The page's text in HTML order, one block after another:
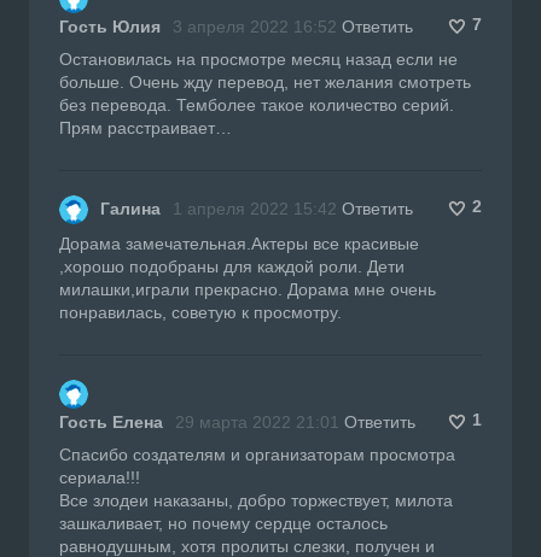
Гость Юлия 3 апреля 2022 16:52 Ответить
7
Остановилась на просмотре месяц назад если не
больше. Очень жду перевод, нет желания смотреть
без перевода. Темболее такое количество серий.
Прям расстраивает…
Галина 1 апреля 2022 15:42 Ответить
2
Дорама замечательная.Актеры все красивые
,хорошо подобраны для каждой роли. Дети
милашки,играли прекрасно. Дорама мне очень
понравилась, советую к просмотру.
Гость Елена 29 марта 2022 21:01 Ответить
1
Спасибо создателям и организаторам просмотра
сериала!!!
Все злодеи наказаны, добро торжествует, милота
зашкаливает, но почему сердце осталось
равнодушным, хотя пролиты слезки, получен и